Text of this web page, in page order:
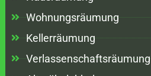
Wohnungsräumung
Kellerräumung
Verlassenschaftsräumung